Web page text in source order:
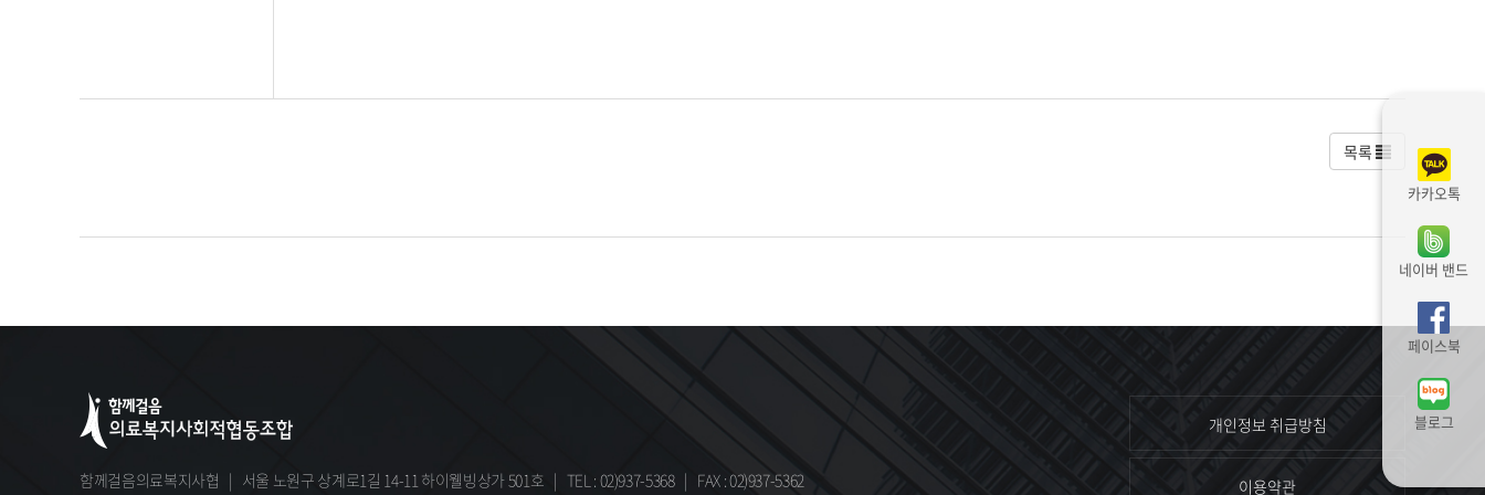
목록
함께걸음의료복지사협 | 서울 노원구 상계로1길 14-11 하이웰빙상가 501호 | TEL : 02)937-5368 | FAX : 02)937-5362
개인정보 취급방침
이용약관
카카오톡
네이버 밴드
페이스북
블로그